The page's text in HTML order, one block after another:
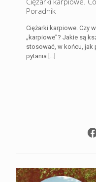
Poradnik
Ciężarki karpiowe. Czy
„karpiowe”? Jakie są
stosować, w końcu, jak
pytania